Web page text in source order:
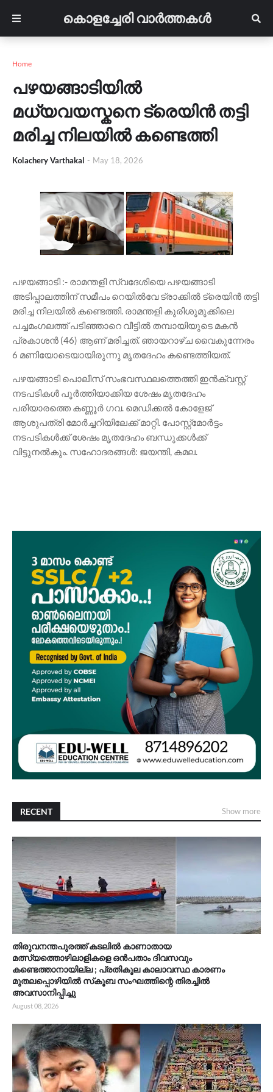
കൊളച്ചേരി വാർത്തകൾ
Home
പഴയങ്ങാടിയിൽ
മധ്യവയസ്കനെ ട്രെയിൻ തട്ടി
മരിച്ച നിലയിൽ കണ്ടെത്തി
Kolachery Varthakal - May 18, 2026
പഴയങ്ങാടി :- രാമന്തളി സ്വദേശിയെ പഴയങ്ങാടി
അടിപ്പാലത്തിന് സമീപം റെയിൽവേ ട്രാക്കിൽ ട്രെയിൻ തട്ടി
മരിച്ച നിലയിൽ കണ്ടെത്തി. രാമന്തളി കുരിശുമുക്കിലെ
പച്ചമംഗലത്ത് പടിഞ്ഞാറെ വീട്ടിൽ തമ്പായിയുടെ മകൻ
പ്രകാശൻ (46) ആണ് മരിച്ചത്. ഞായറാഴ്ച വൈകുന്നേരം
6 മണിയോടെയായിരുന്നു മൃതദേഹം കണ്ടെത്തിയത്.
പഴയങ്ങാടി പൊലീസ് സംഭവസ്ഥലത്തെത്തി ഇൻക്വസ്റ്റ്
നടപടികൾ പൂർത്തിയാക്കിയ ശേഷം മൃതദേഹം
പരിയാരത്തെ കണ്ണൂർ ഗവ. മെഡിക്കൽ കോളേജ്
ആശുപത്രി മോർച്ചറിയിലേക്ക് മാറ്റി. പോസ്റ്റ്‌മോർട്ടം
നടപടികൾക്ക് ശേഷം മൃതദേഹം ബന്ധുക്കൾക്ക്
വിട്ടുനൽകും. ​സഹോദരങ്ങൾ: ജയന്തി, കമല.
RECENT Show more
തിരുവനന്തപുരത്ത് കടലിൽ കാണാതായ
മത്സ്യത്തൊഴിലാളികളെ ഒൻപതാം ദിവസവും
കണ്ടെത്താനായില്ല ; പ്രതികൂല കാലാവസ്ഥ കാരണം
മുതലപ്പൊഴിയിൽ സ്‌കൂബ സംഘത്തിന്റെ തിരച്ചിൽ
അവസാനിപ്പിച്ചു
August 08, 2026